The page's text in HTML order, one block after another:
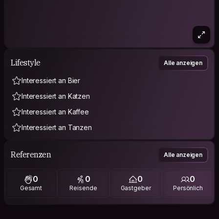
Lifestyle Alle anzeigen
Interessiert an Bier
Interessiert an Katzen
Interessiert an Kaffee
Interessiert an Tanzen
Referenzen Alle anzeigen
0
Gesamt
0
Reisende
0
Gastgeber
0
Persönlich